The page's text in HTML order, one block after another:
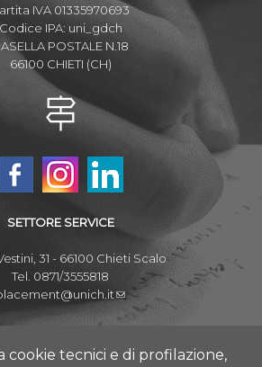
IVA 01335970693
Codice IPA: uni_gdch
POSTALE N.18
66100 CHIETI (CH)
SETTORE SERVICE
31 - 66100 Chieti Scalo
Tel. 0871/3555818
Campus Chieti
Campus Pescara
cookie tecnici e di profilazione,